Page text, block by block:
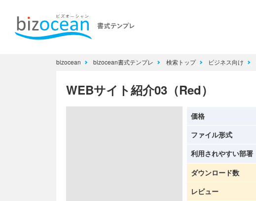
bizocean bizocean書式テンプレ 検索トップ ビジネス向け
WEBサイト紹介03（Red）
価格
ファイル形式
利用されやすい部署
ダウンロード数
レビュー